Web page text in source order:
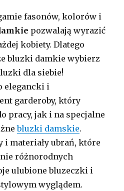
fasonów, kolorów i
pozwalają wyrazić
kobiety. Dlatego
bluzki damkie wybierz
dla siebie!
elegancki i
garderoby, który
pracy, jak i na specjalne
bluzki damskie.
i materiały ubrań, które
różnorodnych
ulubione bluzeczki i
wyglądem.